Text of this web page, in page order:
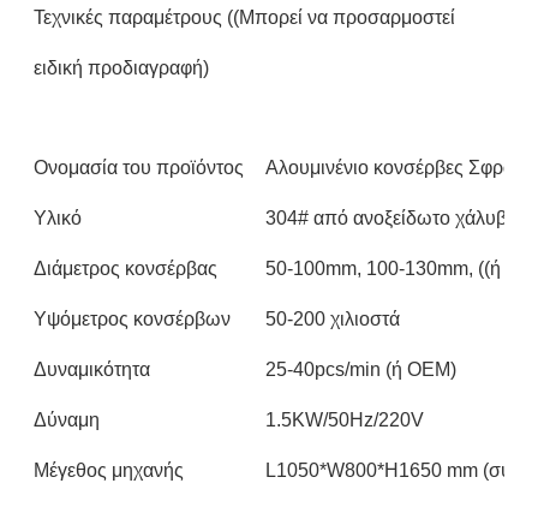
Τεχνικές παραμέτρους ((Μπορεί να προσαρμοστεί
ειδική προδιαγραφή)
Ονομασία του προϊόντος Αλουμινένιο κονσέρβες
Υλικό 304# από ανοξείδωτο χάλυβα
Διάμετρος κονσέρβας 50-100mm, 100-130mm, ((ή
Υψόμετρος κονσέρβων 50-200 χιλιοστά
Δυναμικότητα 25-40pcs/min (ή OEM)
Δύναμη 1.5KW/50Hz/220V
Μέγεθος μηχανής L1050*W800*H1650 mm